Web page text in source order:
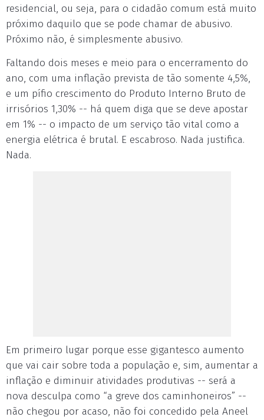
residencial, ou seja, para o cidadão comum está muito
próximo daquilo que se pode chamar de abusivo.
Próximo não, é simplesmente abusivo.
Faltando dois meses e meio para o encerramento do
ano, com uma inflação prevista de tão somente 4,5%,
e um pífio crescimento do Produto Interno Bruto de
irrisórios 1,30% -- há quem diga que se deve apostar
em 1% -- o impacto de um serviço tão vital como a
energia elétrica é brutal. E escabroso. Nada justifica.
Nada.
Em primeiro lugar porque esse gigantesco aumento
que vai cair sobre toda a população e, sim, aumentar a
inflação e diminuir atividades produtivas -- será a
nova desculpa como “a greve dos caminhoneiros” --
não chegou por acaso, não foi concedido pela Aneel